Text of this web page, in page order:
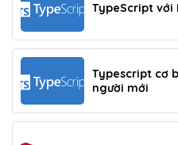
TypeScript với
Typescript cơ
người mới